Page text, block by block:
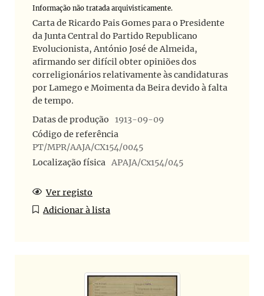
Informação não tratada arquivisticamente.
Carta de Ricardo Pais Gomes para o Presidente
da Junta Central do Partido Republicano
Evolucionista, António José de Almeida,
afirmando ser difícil obter opiniões dos
correligionários relativamente às candidaturas
por Lamego e Moimenta da Beira devido à falta
de tempo.
Datas de produção
1913-09-09
Código de referência
PT/MPR/AAJA/CX154/0045
Localização física APAJA/Cx154/045
Ver registo
Adicionar à lista